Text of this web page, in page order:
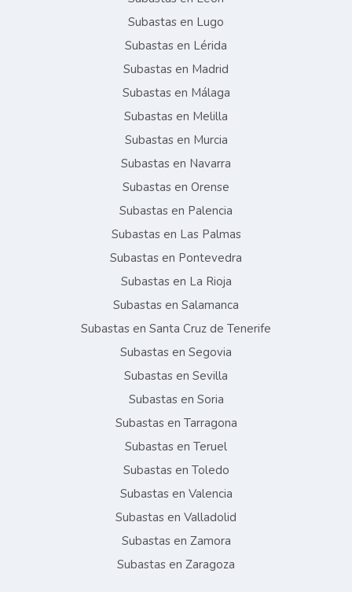
Subastas en Lugo
Subastas en Lérida
Subastas en Madrid
Subastas en Málaga
Subastas en Melilla
Subastas en Murcia
Subastas en Navarra
Subastas en Orense
Subastas en Palencia
Subastas en Las Palmas
Subastas en Pontevedra
Subastas en La Rioja
Subastas en Salamanca
Subastas en Santa Cruz de Tenerife
Subastas en Segovia
Subastas en Sevilla
Subastas en Soria
Subastas en Tarragona
Subastas en Teruel
Subastas en Toledo
Subastas en Valencia
Subastas en Valladolid
Subastas en Zamora
Subastas en Zaragoza